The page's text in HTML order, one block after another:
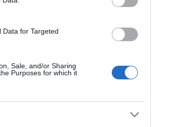
for Targeted
Sale, and/or Sharing
Purposes for which it
Keményfedél
Könyv, egó, entrópia
Könyvjelző